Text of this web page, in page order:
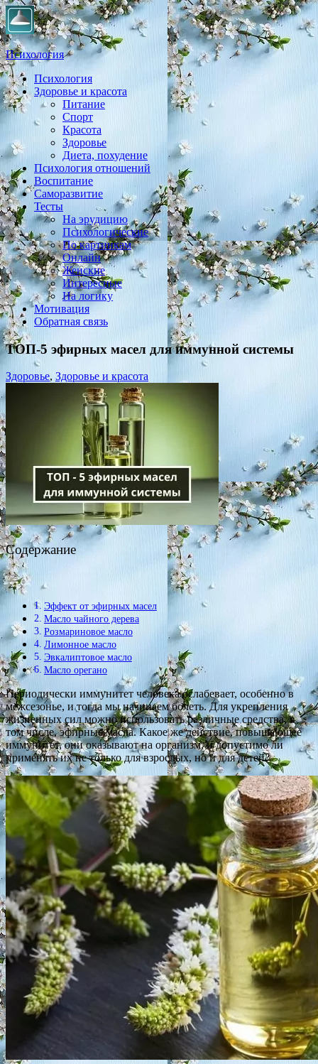
Психология
Практическая психология, личностный рост, экология,
здоровье, воспитание,
Психология
Здоровье и красота
Питание
Спорт
Красота
Здоровье
Диета, похудение
Психология отношений
Воспитание
Саморазвитие
Тесты
На эрудицию
Психологические
По картинкам
Онлайн
Женские
Интересные
На логику
Мотивация
Обратная связь
ТОП-5 эфирных масел для иммунной системы
Здоровье, Здоровье и красота
Содержание
Эффект от эфирных масел
Масло чайного дерева
Розмариновое масло
Лимонное масло
Эвкалиптовое масло
Масло орегано
Периодически иммунитет человека ослабевает, особенно в
межсезонье, и тогда мы начинаем болеть. Для укрепления
жизненных сил можно использовать различные средства, в
том числе, эфирные масла. Какое же действие, повышающее
иммунитет, они оказывают на организм, и допустимо ли
применять их не только для взрослых, но и для детей?